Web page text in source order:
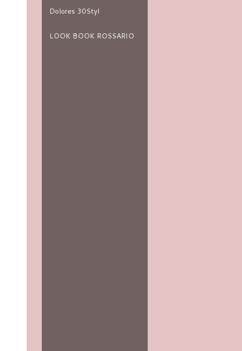
Dolores 30Styl
LOOK BOOK ROSSARIO